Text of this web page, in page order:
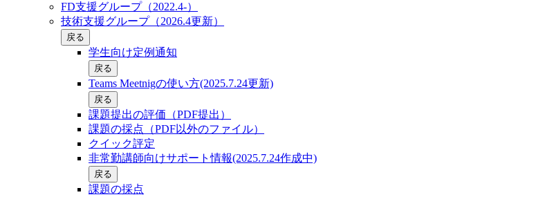
FD支援グループ（2022.4-）
技術支援グループ（2026.4更新）
戻る
学生向け定例通知
戻る
Teams Meetnigの使い方(2025.7.24更新)
戻る
課題提出の評価（PDF提出）
課題の採点（PDF以外のファイル）
クイック評定
非常勤講師向けサポート情報(2025.7.24作成中)
戻る
課題の採点